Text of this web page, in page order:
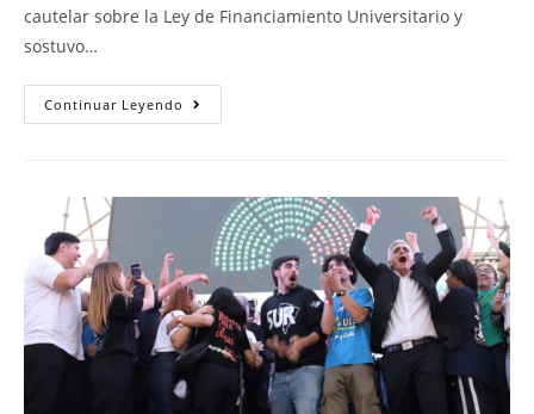
cautelar sobre la Ley de Financiamiento Universitario y
sostuvo…
Continuar Leyendo